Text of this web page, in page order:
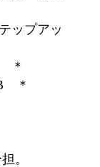
プアッ
＊
＊
。